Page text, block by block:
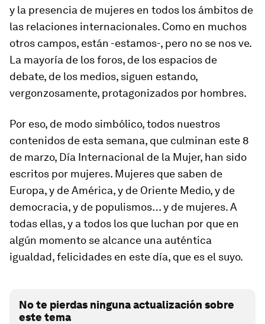
y la presencia de mujeres en todos los ámbitos de
las relaciones internacionales. Como en muchos
otros campos, están -estamos-, pero no se nos ve.
La mayoría de los foros, de los espacios de
debate, de los medios, siguen estando,
vergonzosamente, protagonizados por hombres.
Por eso, de modo simbólico, todos nuestros
contenidos de esta semana, que culminan este 8
de marzo, Día Internacional de la Mujer, han sido
escritos por mujeres. Mujeres que saben de
Europa, y de América, y de Oriente Medio, y de
democracia, y de populismos… y de mujeres. A
todas ellas, y a todos los que luchan por que en
algún momento se alcance una auténtica
igualdad, felicidades en este día, que es el suyo.
No te pierdas ninguna actualización sobre
este tema